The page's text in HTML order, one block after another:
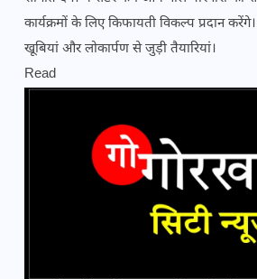
कार्यक्रमों के लिए किफायती विकल्प प्रदान
खूबियां और लोकार्पण से जुड़ी तैयारियां।
Read